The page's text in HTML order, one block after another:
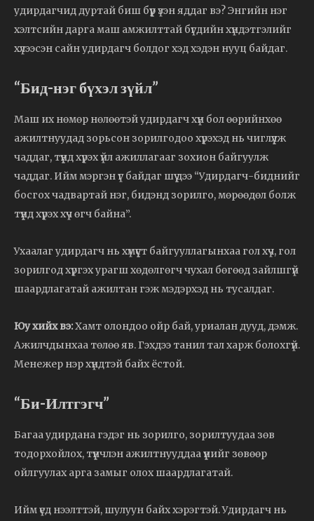
удирдагчид дуртай биш бүүр үзэн яддаг вэ? Энгийн нэг
хэлтсийн дарга маш амжилттай бүгдийн хүндэтгэлийг
хүлээсэн сайн удирдагч болдог хэд хэдэн нууц байдаг.
“Бид-нэг бүхэл зүйл”
Маш их нөмөр нөлөөтэй удирдагч хүн бол өөрийнхөө
ажилтнуудад зорьсон зорилгодоо хүрэхэд нь чиглүүлж
чаддаг, түүнд хүрэх үйл ажиллагааг зохион байгуулж
чаддаг. Ийм мэргэн үг байдаг шүү дээ “Удирдагч-биднийг
босгох чадвартай нэг, бидэнд зорилго, мөрөөдөл болж
түүнд хүрэх хүч өгч байна”.
Ухаалаг удирдагч нь хүмүүст байгууллагынхаа гол хүч, гол
зорилгод хүргэх урагш хөдөлгөгч чухал бөгөөд зайлшгүй
шаардлагатай ажилтан гэж мэдэрхэд нь тусалдаг.
Юу хийх вэ:Хамт олондоо ойр бай, уриалан дууд, дэмж.
Ажилчдынхаа төлөө яв. Гэхдээ танил тал харж болохгүй.
Менежер нэр хүндтэй байх ёстой.
“Би-Илтгэгч”
Багаа удирдана гэдэг нь зорилго, зорилтуудаа зөв
тодорхойлох, түүнчлэн ажилтнууддаа үүнийг зөвөөр
ойлгуулах арга замыг олох шаардлагатай.
Ийм үед нээлттэй, шулуун байх хэрэгтэй. Удирдагч нь